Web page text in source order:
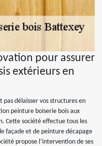
pour assurer
extérieurs en
délaisser vos structures en
peinture boiserie bois aux
Cette société effectue tous les
façade et de peinture décapage
propose l’intervention de ses